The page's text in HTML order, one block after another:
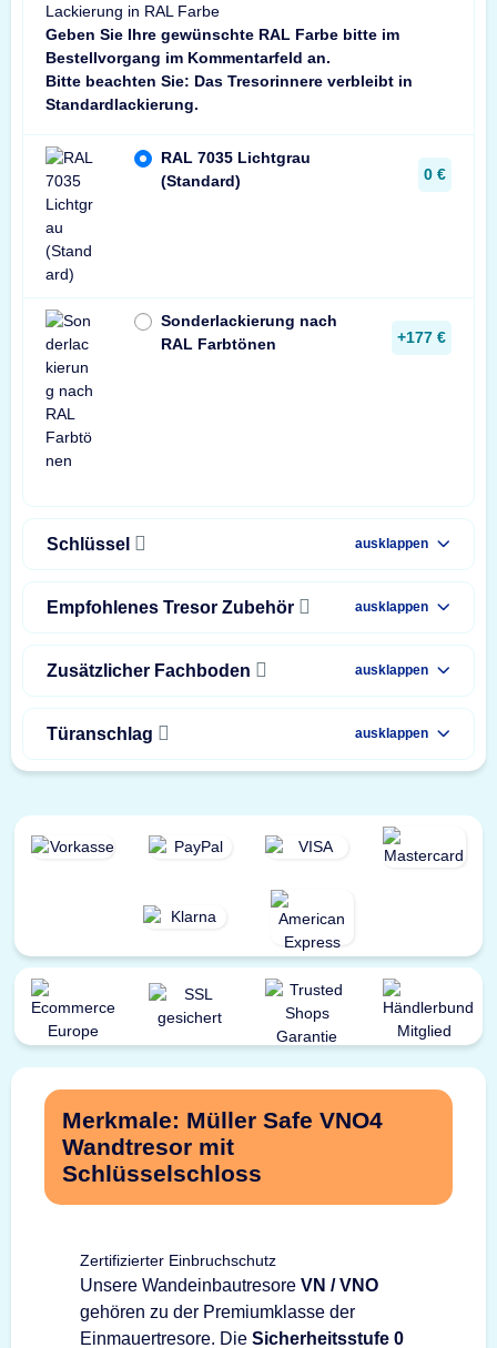
Lackierung in RAL Farbe
Geben Sie Ihre gewünschte RAL Farbe bitte im
Bestellvorgang im Kommentarfeld an.
Bitte beachten Sie: Das Tresorinnere verbleibt in
Standardlackierung.
RAL 7035 Lichtgrau
(Standard)
0 €
Sonderlackierung nach
RAL Farbtönen
+177 €
Schlüssel ausklappen
Empfohlenes Tresor Zubehör ausklappen
Zusätzlicher Fachboden ausklappen
Türanschlag ausklappen
Merkmale: Müller Safe VNO4
Wandtresor mit
Schlüsselschloss
Zertifizierter Einbruchschutz
Unsere Wandeinbautresore VN / VNO
gehören zu der Premiumklasse der
Einmauertresore. Die Sicherheitsstufe 0